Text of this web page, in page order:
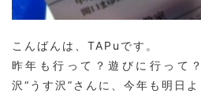
こんばんは、TAPuです。
昨年も行って？遊びに行って
沢“うす沢”さんに、今年も明日